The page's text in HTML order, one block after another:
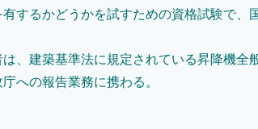
するかどうかを試すための資格試験で、
、建築基準法に規定されている昇降機全
への報告業務に携わる。